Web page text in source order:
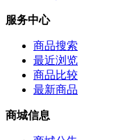
服务中心
商品搜索
最近浏览
商品比较
最新商品
商城信息